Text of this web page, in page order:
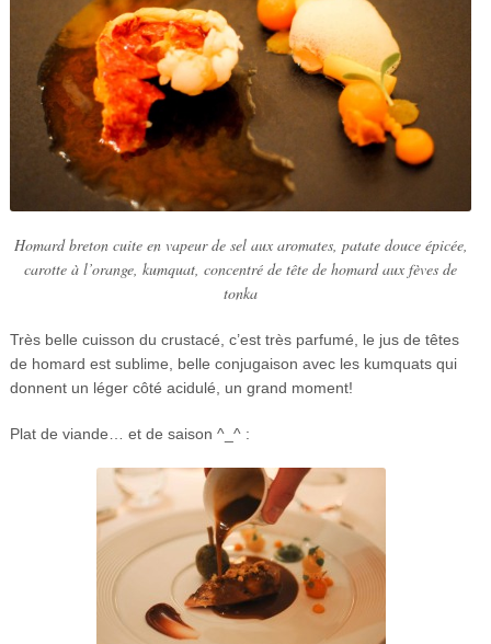
Homard breton cuite en vapeur de sel aux aromates, patate douce épicée,
carotte à l’orange, kumquat, concentré de tête de homard aux fèves de
tonka
Très belle cuisson du crustacé, c’est très parfumé, le jus de têtes
de homard est sublime, belle conjugaison avec les kumquats qui
donnent un léger côté acidulé, un grand moment!
Plat de viande… et de saison ^_^ :